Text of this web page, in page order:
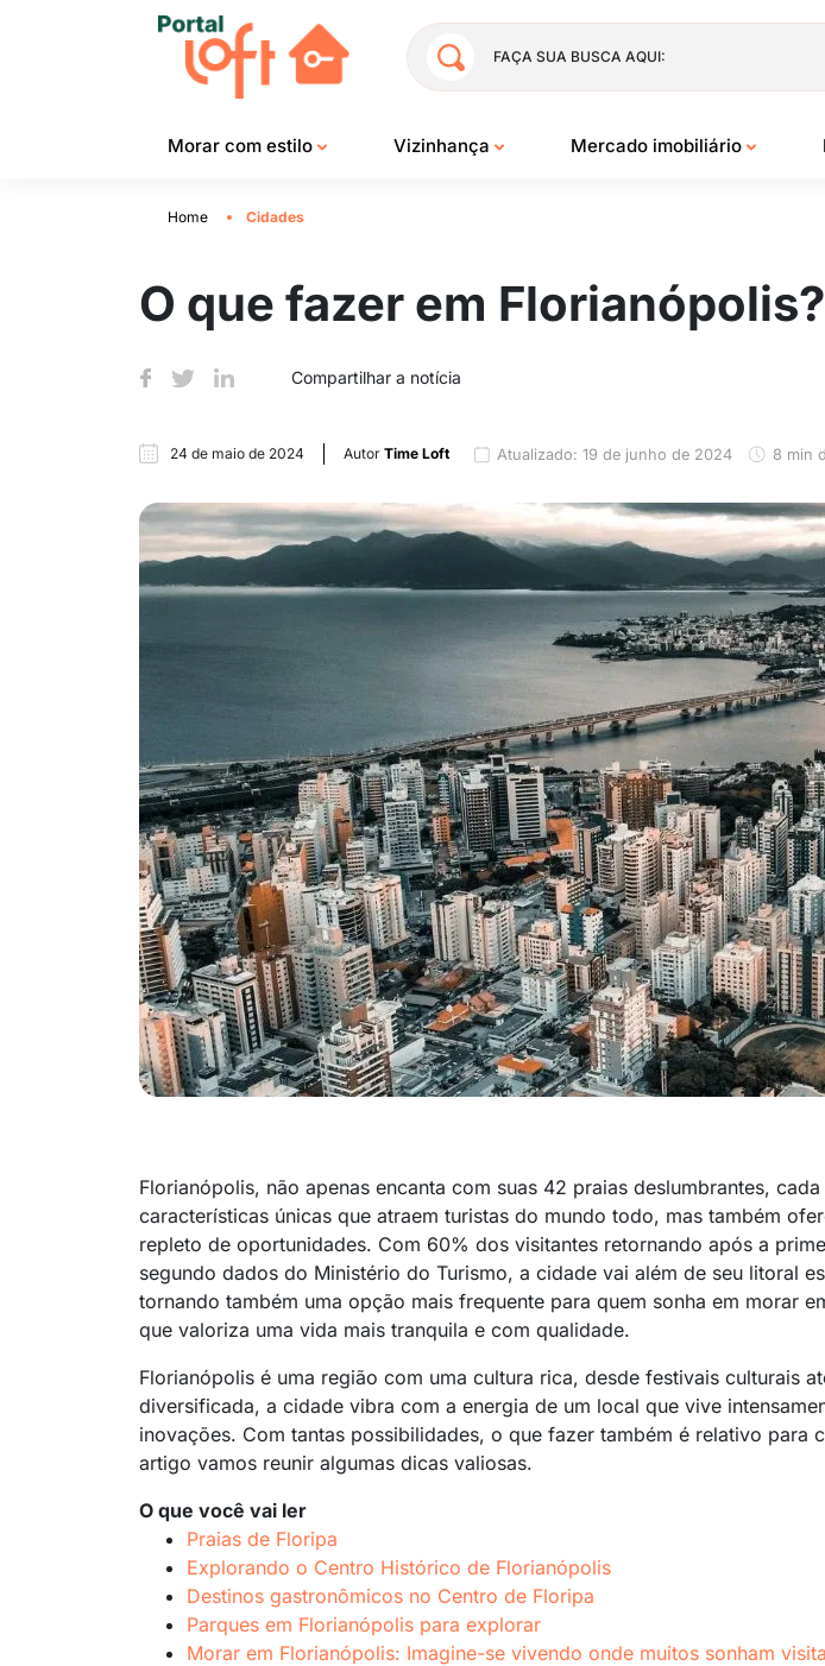
FAÇA SUA BUSCA AQUI:
Morar com estilo Vizinhança Mercado imobiliário
Home Cidades
O que fazer em
Compartilhar a notícia
24 de maio de 2024 Autor Time Loft Atualizado: 19 de junho de 2024 8 min
Florianópolis, não apenas encanta com suas 42 praias deslumbrantes,
características únicas que atraem turistas do mundo todo, mas também
repleto de oportunidades. Com 60% dos visitantes retornando após a
segundo dados do Ministério do Turismo, a cidade vai além de seu litoral
tornando também uma opção mais frequente para quem sonha em morar
que valoriza uma vida mais tranquila e com qualidade.
Florianópolis é uma região com uma cultura rica, desde festivais culturais
diversificada, a cidade vibra com a energia de um local que vive
inovações. Com tantas possibilidades, o que fazer também é relativo para
artigo vamos reunir algumas dicas valiosas.
O que você vai ler
Praias de Floripa
Explorando o Centro Histórico de Florianópolis
Destinos gastronômicos no Centro de Floripa
Parques em Florianópolis para explorar
Morar em Florianópolis: Imagine-se vivendo onde muitos sonham